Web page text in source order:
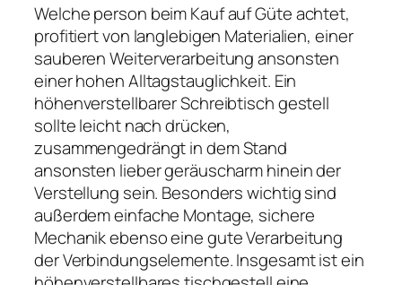
Welche person beim Kauf auf Güte achtet,
profitiert von langlebigen Materialien, einer
sauberen Weiterverarbeitung ansonsten
einer hohen Alltagstauglichkeit. Ein
höhenverstellbarer Schreibtisch gestell
sollte leicht nach drücken,
zusammengedrängt in dem Stand
ansonsten lieber geräuscharm hinein der
Verstellung sein. Besonders wichtig sind
außerdem einfache Montage, sichere
Mechanik ebenso eine gute Verarbeitung
der Verbindungselemente. Insgesamt ist ein